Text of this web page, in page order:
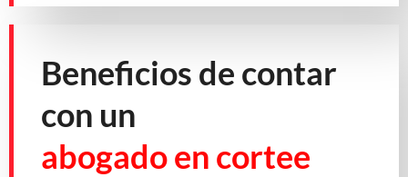
Beneficios de contar
con un
abogado en cortee